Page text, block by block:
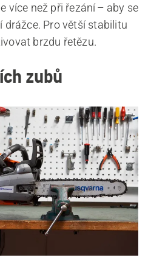
více než při řezání – aby se
drážce. Pro větší stabilitu
brzdu řetězu.
zubů